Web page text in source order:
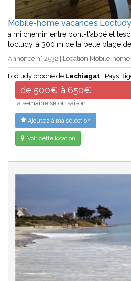
Mobile-home vacances
a mi chemin entre pont-l'abbé et
loctudy, à 300 m de la belle plage de
Annonce n° 2532 | Location Mobile-home
Loctudy proche de Lechiagat Pays
de 500€ à 650€
la semaine selon saison
Ajoutez à ma sélection
Voir cette location